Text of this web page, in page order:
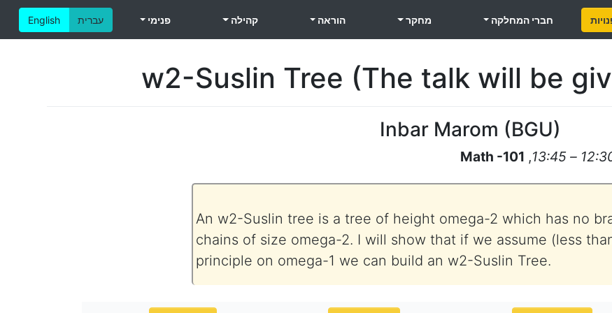
English עברית חברי המחלקה מחקר הוראה קהילה פנימי
w2-Suslin Tree (The talk will be
Inbar Marom (BGU)
,
Math -101
An w2-Suslin tree is a tree of height omega-2 which has no
chains of size omega-2. I will show that if we assume (less
principle on omega-1 we can build an w2-Suslin Tree.